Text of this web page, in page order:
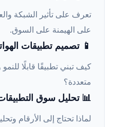
تعرف على تأثير الشبكة
على الهيمنة على السوق.
📱 تصميم تطبيقات
كيف تبني تطبيقًا قابلًا
متعددة؟
📊 تحليل سوق
لماذا تحتاج إلى الأرقام